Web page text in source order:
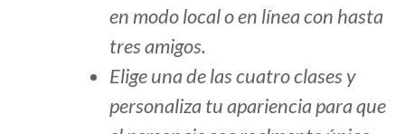
en modo local o en línea con hasta
tres amigos.
Elige una de las cuatro clases y
personaliza tu apariencia para que